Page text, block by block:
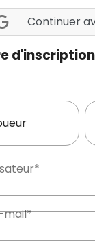
Continuer
d'inscription
mail*